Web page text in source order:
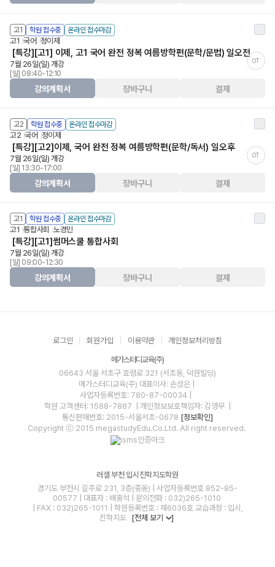
고1 학원 접수중 온라인 접수마감
고1 국어 정이제
[특강][고1] 이제, 고1 국어 완전 정복 여름방학편(문학/문법) 일오전
OT
7월 26일(일) 개강
[일] 08:40-12:10
강의계획서 장바구니 결제
고2 학원 접수중 온라인 접수마감
고2 국어 정이제
[특강][고2]이제, 국어 완전 정복 여름방학편(문학/독서) 일오후
OT
7월 26일(일) 개강
[일] 13:30-17:00
강의계획서 장바구니 결제
고1 학원 접수중 온라인 접수마감
고1 통합사회 노경민
[특강][고1]썸머스쿨 통합사회
7월 26일(일) 개강
[일] 09:00-12:30
강의계획서 장바구니 결제
로그인 회원가입 이용약관 개인정보처리방침
메가스터디교육(주)
06643 서울 서초구 효령로 321 (서초동, 덕원빌딩)
메가스터디교육(주) 대표이사: 손성은 |
사업자등록번호: 780-87-00034
학원 고객센터: 1588-7887
| 개인정보보호책임자: 김영무
통신판매번호: 2015-서울서초-0678 [정보확인]
Copyright ⓒ 2015 megastudyEdu.Co.Ltd. All right reserved.
러셀 부천 입시진학지도학원
경기도 부천시 길주로 231, 3층(중동) | 사업자등록번호 852-85-
00577 | 대표자 : 배홍석 | 문의전화 : 032)265-1010
| FAX : 032)265-1011 | 학원등록번호 : 제6036호 교습과정 : 입시,
진학지도 [전체 보기 ]